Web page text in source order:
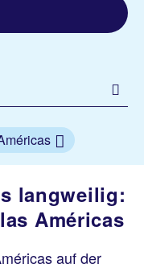
langweilig:
Américas
auf der